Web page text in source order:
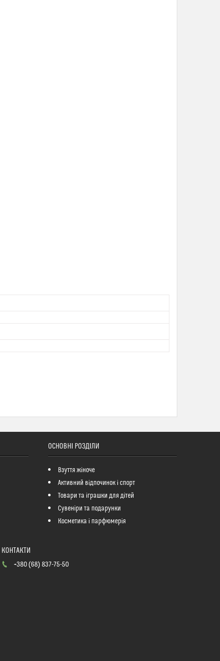
ОСНОВНІ РОЗДІЛИ
Взуття жіноче
Активний відпочинок і спорт
Товари та іграшки для дітей
Сувеніри та подарунки
Косметика і парфюмерія
+380 (68) 837-75-50